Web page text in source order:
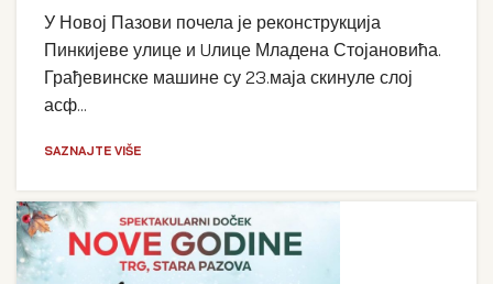
У Новој Пазови почела је реконструкција
Пинкијеве улице и Uлице Младена Стојановића.
Грађевинске машине су 23.маја скинуле слој
асф...
SAZNAJTE VIŠE